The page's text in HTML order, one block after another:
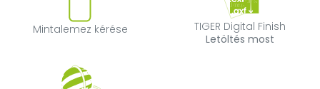
Mintalemez kérése
Mintalemez kérése
TIGER Digital
TIGER Digital Finish
Letöltés most